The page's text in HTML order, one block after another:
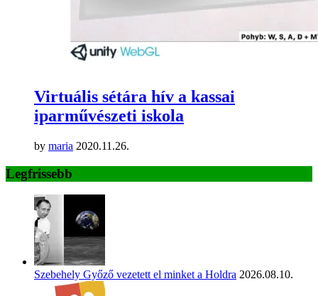
Virtuális sétára hív a kassai
iparművészeti iskola
by maria 2020.11.26.
Legfrissebb
Szebehely Győző vezetett el minket a Holdra 2026.08.10.